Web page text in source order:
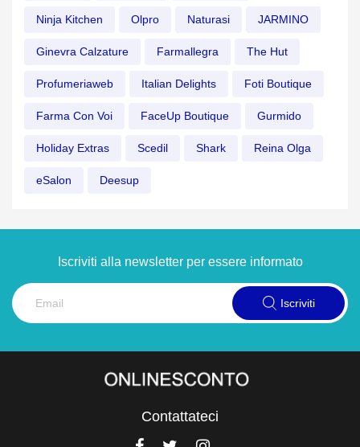
Ninja Kitchen Olpro Naturasi JARMINO
Ginevra Calzature Farmallegra The Hut
Profumeriaweb Italian Delights Foti Boutique
Farma Con Voi FaceUp Boutique Gurmido
Holiday Extras Scedil Shark Reina Olga
eSalon Deesup
Iscriviti alla newsletter per essere informato
Iscriviti
Contattateci